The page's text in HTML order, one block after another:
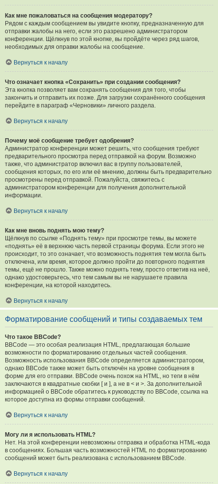
Как мне пожаловаться на сообщения модератору?
Рядом с каждым сообщением вы увидите кнопку, предназначенную для
отправки жалобы на него, если это разрешено администратором
конференции. Щёлкнув по этой кнопке, вы пройдёте через ряд шагов,
необходимых для оправки жалобы на сообщение.
Вернуться к началу
Что означает кнопка «Сохранить» при создании сообщения?
Эта кнопка позволяет вам сохранять сообщения для того, чтобы
закончить и отправить их позже. Для загрузки сохранённого сообщения
перейдите в параграф «Черновики» личного раздела.
Вернуться к началу
Почему моё сообщение требует одобрения?
Администратор конференции может решить, что сообщения требуют
предварительного просмотра перед отправкой на форум. Возможно
также, что администратор включил вас в группу пользователей,
сообщения которых, по его или её мнению, должны быть предварительно
просмотрены перед отправкой. Пожалуйста, свяжитесь с
администратором конференции для получения дополнительной
информации.
Вернуться к началу
Как мне вновь поднять мою тему?
Щёлкнув по ссылке «Поднять тему» при просмотре темы, вы можете
«поднять» её в верхнюю часть первой страницы форума. Если этого не
происходит, то это означает, что возможность поднятия тем могла быть
отключена, или время, которое должно пройти до повторного поднятия
темы, ещё не прошло. Также можно поднять тему, просто ответив на неё,
однако удостоверьтесь, что тем самым вы не нарушаете правила
конференции, на которой находитесь.
Вернуться к началу
Форматирование сообщений и типы создаваемых тем
Что такое BBCode?
BBCode — это особая реализация HTML, предлагающая большие
возможности по форматированию отдельных частей сообщения.
Возможность использования BBCode определяется администратором,
однако BBCode также может быть отключён на уровне сообщения в
форме для его отправки. BBCode очень похож на HTML, но теги в нём
заключаются в квадратные скобки [ и ], а не в < и >. За дополнительной
информацией о BBCode обратитесь к руководству по BBCode, ссылка на
которое доступна из формы отправки сообщений.
Вернуться к началу
Могу ли я использовать HTML?
Нет. На этой конференции невозможны отправка и обработка HTML-кода
в сообщениях. Большая часть возможностей HTML по форматированию
сообщений может быть реализована с использованием BBCode.
Вернуться к началу